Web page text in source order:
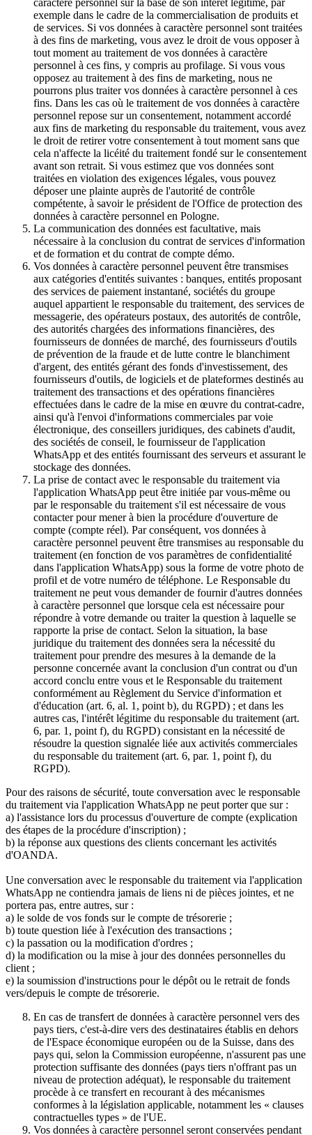
caractère personnel sur la base de son intérêt légitime, par
exemple dans le cadre de la commercialisation de produits et
de services. Si vos données à caractère personnel sont traitées
à des fins de marketing, vous avez le droit de vous opposer à
tout moment au traitement de vos données à caractère
personnel à ces fins, y compris au profilage. Si vous vous
opposez au traitement à des fins de marketing, nous ne
pourrons plus traiter vos données à caractère personnel à ces
fins. Dans les cas où le traitement de vos données à caractère
personnel repose sur un consentement, notamment accordé
aux fins de marketing du responsable du traitement, vous avez
le droit de retirer votre consentement à tout moment sans que
cela n'affecte la licéité du traitement fondé sur le consentement
avant son retrait. Si vous estimez que vos données sont
traitées en violation des exigences légales, vous pouvez
déposer une plainte auprès de l'autorité de contrôle
compétente, à savoir le président de l'Office de protection des
données à caractère personnel en Pologne.
La communication des données est facultative, mais
nécessaire à la conclusion du contrat de services d'information
et de formation et du contrat de compte démo.
Vos données à caractère personnel peuvent être transmises
aux catégories d'entités suivantes : banques, entités proposant
des services de paiement instantané, sociétés du groupe
auquel appartient le responsable du traitement, des services de
messagerie, des opérateurs postaux, des autorités de contrôle,
des autorités chargées des informations financières, des
fournisseurs de données de marché, des fournisseurs d'outils
de prévention de la fraude et de lutte contre le blanchiment
d'argent, des entités gérant des fonds d'investissement, des
fournisseurs d'outils, de logiciels et de plateformes destinés au
traitement des transactions et des opérations financières
effectuées dans le cadre de la mise en œuvre du contrat-cadre,
ainsi qu'à l'envoi d'informations commerciales par voie
électronique, des conseillers juridiques, des cabinets d'audit,
des sociétés de conseil, le fournisseur de l'application
WhatsApp et des entités fournissant des serveurs et assurant le
stockage des données.
La prise de contact avec le responsable du traitement via
l'application WhatsApp peut être initiée par vous-même ou
par le responsable du traitement s'il est nécessaire de vous
contacter pour mener à bien la procédure d'ouverture de
compte (compte réel). Par conséquent, vos données à
caractère personnel peuvent être transmises au responsable du
traitement (en fonction de vos paramètres de confidentialité
dans l'application WhatsApp) sous la forme de votre photo de
profil et de votre numéro de téléphone. Le Responsable du
traitement ne peut vous demander de fournir d'autres données
à caractère personnel que lorsque cela est nécessaire pour
répondre à votre demande ou traiter la question à laquelle se
rapporte la prise de contact. Selon la situation, la base
juridique du traitement des données sera la nécessité du
traitement pour prendre des mesures à la demande de la
personne concernée avant la conclusion d'un contrat ou d'un
accord conclu entre vous et le Responsable du traitement
conformément au Règlement du Service d'information et
d'éducation (art. 6, al. 1, point b), du RGPD) ; et dans les
autres cas, l'intérêt légitime du responsable du traitement (art.
6, par. 1, point f), du RGPD) consistant en la nécessité de
résoudre la question signalée liée aux activités commerciales
du responsable du traitement (art. 6, par. 1, point f), du
RGPD).
Pour des raisons de sécurité, toute conversation avec le responsable
du traitement via l'application WhatsApp ne peut porter que sur :
a) l'assistance lors du processus d'ouverture de compte (explication
des étapes de la procédure d'inscription) ;
b) la réponse aux questions des clients concernant les activités
d'OANDA.
Une conversation avec le responsable du traitement via l'application
WhatsApp ne contiendra jamais de liens ni de pièces jointes, et ne
portera pas, entre autres, sur :
a) le solde de vos fonds sur le compte de trésorerie ;
b) toute question liée à l'exécution des transactions ;
c) la passation ou la modification d'ordres ;
d) la modification ou la mise à jour des données personnelles du
client ;
e) la soumission d'instructions pour le dépôt ou le retrait de fonds
vers/depuis le compte de trésorerie.
En cas de transfert de données à caractère personnel vers des
pays tiers, c'est-à-dire vers des destinataires établis en dehors
de l'Espace économique européen ou de la Suisse, dans des
pays qui, selon la Commission européenne, n'assurent pas une
protection suffisante des données (pays tiers n'offrant pas un
niveau de protection adéquat), le responsable du traitement
procède à ce transfert en recourant à des mécanismes
conformes à la législation applicable, notamment les « clauses
contractuelles types » de l'UE.
Vos données à caractère personnel seront conservées pendant